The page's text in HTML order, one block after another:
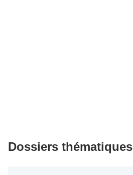
Dossiers thématiques